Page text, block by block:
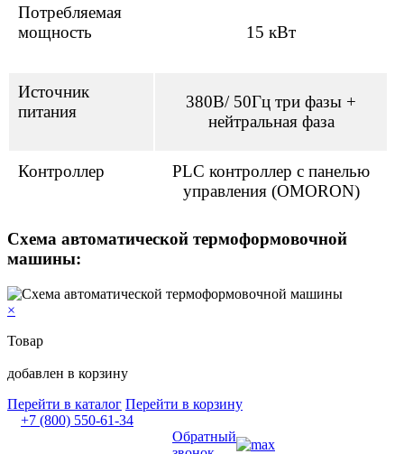
Потребляемая
мощность
15 кВт
Источник
питания
380В/ 50Гц три фазы +
нейтральная фаза
Контроллер
PLC контроллер с панелью
управления (OMORON)
Схема автоматической термоформовочной
машины:
×
Товар
добавлен в корзину
Перейти в каталог Перейти в корзину
+7 (800) 550-61-34
Обратный